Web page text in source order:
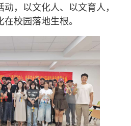
，以文化人、以文育人，
校园落地生根。